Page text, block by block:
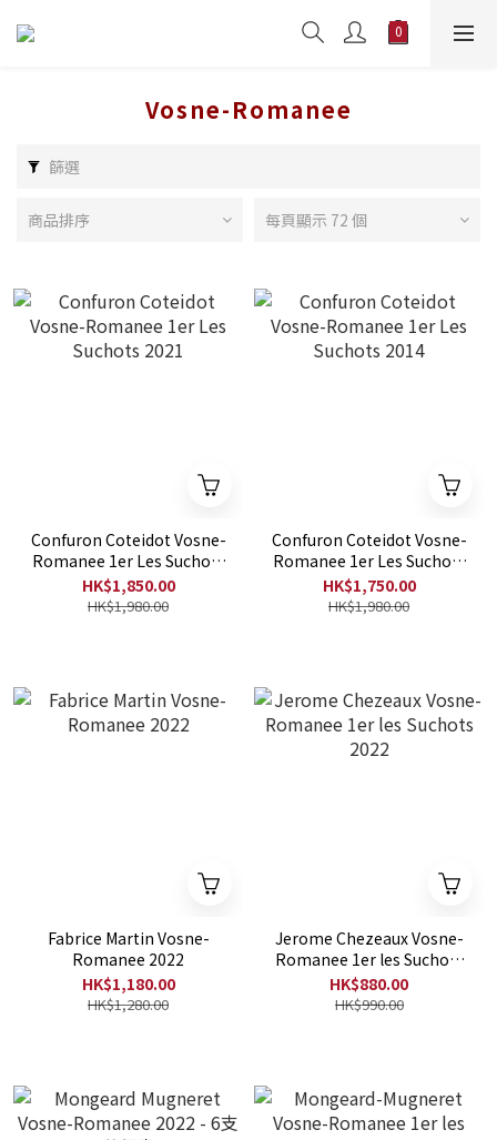
Vosne-Romanee
篩選
商品排序 每頁顯示 72 個
Confuron Coteidot Vosne-
Romanee 1er Les Suchots
2021
HK$1,850.00
HK$1,980.00
Confuron Coteidot Vosne-
Romanee 1er Les Suchots
2014
HK$1,750.00
HK$1,980.00
Fabrice Martin Vosne-
Romanee 2022
HK$1,180.00
HK$1,280.00
Jerome Chezeaux Vosne-
Romanee 1er les Suchots
2022
HK$880.00
HK$990.00